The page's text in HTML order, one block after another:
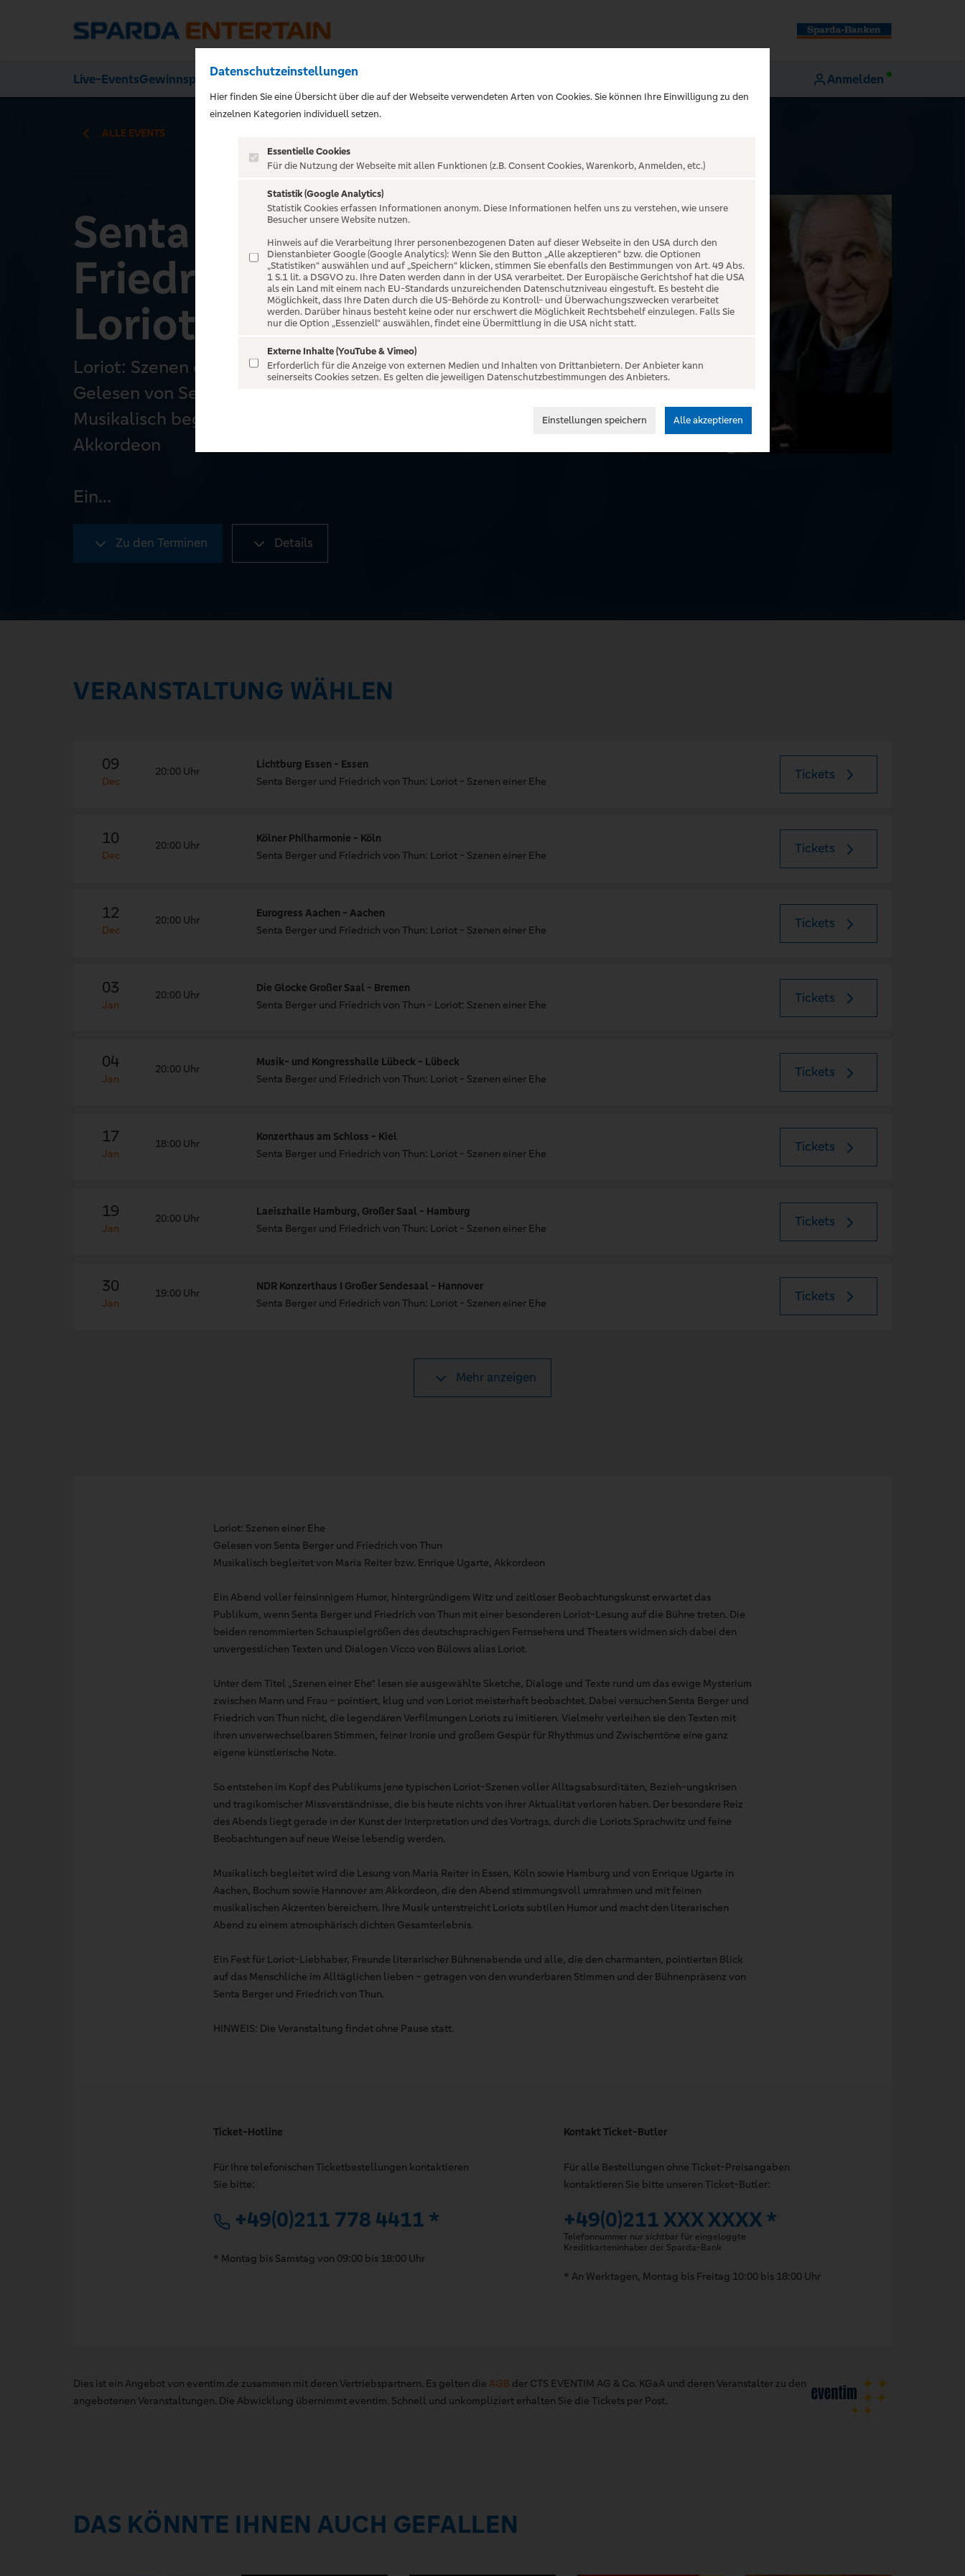
Live-EventsGewinnspieleÜber uns Anmelden
ALLE EVENTS
Senta Berger und
Friedrich von Thun -
Loriot: Szenen einer Ehe
Loriot: Szenen einer Ehe
Gelesen von Senta Berger und Friedrich von Thun
Musikalisch begleitet von Maria Reiter bzw. Enrique Ugarte,
Akkordeon
Ein...
Zu den Terminen Details
VERANSTALTUNG WÄHLEN
09
Dec
20:00 Uhr
Lichtburg Essen - Essen
Senta Berger und Friedrich von Thun: Loriot - Szenen einer Ehe
Tickets
10
Dec
20:00 Uhr
Kölner Philharmonie - Köln
Senta Berger und Friedrich von Thun: Loriot - Szenen einer Ehe
Tickets
12
Dec
20:00 Uhr
Eurogress Aachen - Aachen
Senta Berger und Friedrich von Thun: Loriot - Szenen einer Ehe
Tickets
03
Jan
20:00 Uhr
Die Glocke Großer Saal - Bremen
Senta Berger und Friedrich von Thun - Loriot: Szenen einer Ehe
Tickets
04
Jan
20:00 Uhr
Musik- und Kongresshalle Lübeck - Lübeck
Senta Berger und Friedrich von Thun: Loriot - Szenen einer Ehe
Tickets
17
Jan
18:00 Uhr
Konzerthaus am Schloss - Kiel
Senta Berger und Friedrich von Thun: Loriot - Szenen einer Ehe
Tickets
19
Jan
20:00 Uhr
Laeiszhalle Hamburg, Großer Saal - Hamburg
Senta Berger und Friedrich von Thun: Loriot - Szenen einer Ehe
Tickets
30
Jan
19:00 Uhr
NDR Konzerthaus I Großer Sendesaal - Hannover
Senta Berger und Friedrich von Thun: Loriot - Szenen einer Ehe
Tickets
Mehr anzeigen
Loriot: Szenen einer Ehe
Gelesen von Senta Berger und Friedrich von Thun
Musikalisch begleitet von Maria Reiter bzw. Enrique Ugarte, Akkordeon
Ein Abend voller feinsinnigem Humor, hintergründigem Witz und zeitloser Beobachtungskunst erwartet das
Publikum, wenn Senta Berger und Friedrich von Thun mit einer besonderen Loriot-Lesung auf die Bühne treten. Die
beiden renommierten Schauspielgrößen des deutschsprachigen Fernsehens und Theaters widmen sich dabei den
unvergesslichen Texten und Dialogen Vicco von Bülows alias Loriot.
Unter dem Titel „Szenen einer Ehe“ lesen sie ausgewählte Sketche, Dialoge und Texte rund um das ewige Mysterium
zwischen Mann und Frau – pointiert, klug und von Loriot meisterhaft beobachtet. Dabei versuchen Senta Berger und
Friedrich von Thun nicht, die legendären Verfilmungen Loriots zu imitieren. Vielmehr verleihen sie den Texten mit
ihren unverwechselbaren Stimmen, feiner Ironie und großem Gespür für Rhythmus und Zwischentöne eine ganz
eigene künstlerische Note.
So entstehen im Kopf des Publikums jene typischen Loriot-Szenen voller Alltagsabsurditäten, Bezieh-ungskrisen
und tragikomischer Missverständnisse, die bis heute nichts von ihrer Aktualität verloren haben. Der besondere Reiz
des Abends liegt gerade in der Kunst der Interpretation und des Vortrags, durch die Loriots Sprachwitz und feine
Beobachtungen auf neue Weise lebendig werden.
Musikalisch begleitet wird die Lesung von Maria Reiter in Essen, Köln sowie Hamburg und von Enrique Ugarte in
Aachen, Bochum sowie Hannover am Akkordeon, die den Abend stimmungsvoll umrahmen und mit feinen
musikalischen Akzenten bereichern. Ihre Musik unterstreicht Loriots subtilen Humor und macht den literarischen
Abend zu einem atmosphärisch dichten Gesamterlebnis.
Ein Fest für Loriot-Liebhaber, Freunde literarischer Bühnenabende und alle, die den charmanten, pointierten Blick
auf das Menschliche im Alltäglichen lieben – getragen von den wunderbaren Stimmen und der Bühnenpräsenz von
Senta Berger und Friedrich von Thun.
HINWEIS: Die Veranstaltung findet ohne Pause statt.
Ticket-Hotline
Für Ihre telefonischen Ticketbestellungen kontaktieren
Sie bitte:
+49(0)211 778 4411 *
* Montag bis Samstag von 09:00 bis 18:00 Uhr
Kontakt Ticket-Butler
Für alle Bestellungen ohne Ticket-Preisangaben
kontaktieren Sie bitte unseren Ticket-Butler:
+49(0)211 XXX XXXX *
Telefonnummer nur sichtbar für eingeloggte
Kreditkarteninhaber der Sparda-Bank
* An Werktagen, Montag bis Freitag 10:00 bis 18:00 Uhr
Dies ist ein Angebot von eventim.de zusammen mit deren Vertriebspartnern. Es gelten die AGB der CTS EVENTIM AG & Co. KGaA und deren Veranstalter zu den
angebotenen Veranstaltungen. Die Abwicklung übernimmt eventim. Schnell und unkompliziert erhalten Sie die Tickets per Post.
DAS KÖNNTE IHNEN AUCH GEFALLEN
Datenschutzeinstellungen
Hier finden Sie eine Übersicht über die auf der Webseite verwendeten Arten von Cookies. Sie können Ihre Einwilligung zu den
einzelnen Kategorien individuell setzen.
Essentielle Cookies
Für die Nutzung der Webseite mit allen Funktionen (z.B. Consent Cookies, Warenkorb, Anmelden, etc.)
Statistik (Google Analytics)
Statistik Cookies erfassen Informationen anonym. Diese Informationen helfen uns zu verstehen, wie unsere
Besucher unsere Website nutzen.
Hinweis auf die Verarbeitung Ihrer personenbezogenen Daten auf dieser Webseite in den USA durch den
Dienstanbieter Google (Google Analytics): Wenn Sie den Button „Alle akzeptieren“ bzw. die Optionen
„Statistiken“ auswählen und auf „Speichern“ klicken, stimmen Sie ebenfalls den Bestimmungen von Art. 49 Abs.
1 S.1 lit. a DSGVO zu. Ihre Daten werden dann in der USA verarbeitet. Der Europäische Gerichtshof hat die USA
als ein Land mit einem nach EU-Standards unzureichenden Datenschutzniveau eingestuft. Es besteht die
Möglichkeit, dass Ihre Daten durch die US-Behörde zu Kontroll- und Überwachungszwecken verarbeitet
werden. Darüber hinaus besteht keine oder nur erschwert die Möglichkeit Rechtsbehelf einzulegen. Falls Sie
nur die Option „Essenziell“ auswählen, findet eine Übermittlung in die USA nicht statt.
Externe Inhalte (YouTube & Vimeo)
Erforderlich für die Anzeige von externen Medien und Inhalten von Drittanbietern. Der Anbieter kann
seinerseits Cookies setzen. Es gelten die jeweiligen Datenschutzbestimmungen des Anbieters.
Einstellungen speichern Alle akzeptieren